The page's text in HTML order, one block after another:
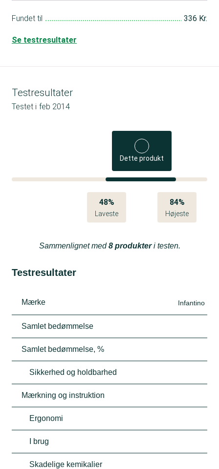
Fundet til 336 Kr.
Se testresultater
Testresultater
Testet i feb 2014
Dette produkt
48%
Laveste
84%
Højeste
Sammenlignet med8 produkteri testen.
Testresultater
Mærke Infantino
Samlet bedømmelse
Samlet bedømmelse, %
Sikkerhed og holdbarhed
Mærkning og instruktion
Ergonomi
I brug
Skadelige kemikalier